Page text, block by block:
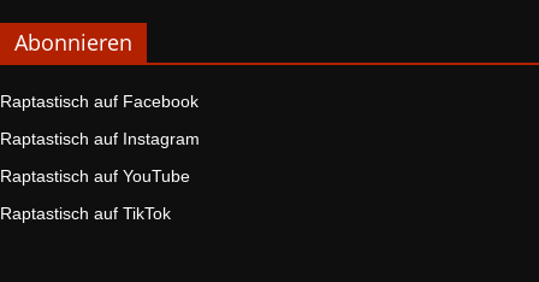
Abonnieren
Raptastisch auf Facebook
Raptastisch auf Instagram
Raptastisch auf YouTube
Raptastisch auf TikTok